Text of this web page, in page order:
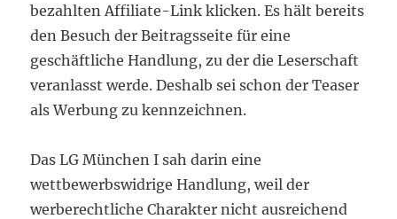
bezahlten Affiliate-Link klicken. Es hält bereits
den Besuch der Beitragsseite für eine
geschäftliche Handlung, zu der die Leserschaft
veranlasst werde. Deshalb sei schon der Teaser
als Werbung zu kennzeichnen.
Das LG München I sah darin eine
wettbewerbswidrige Handlung, weil der
werberechtliche Charakter nicht ausreichend